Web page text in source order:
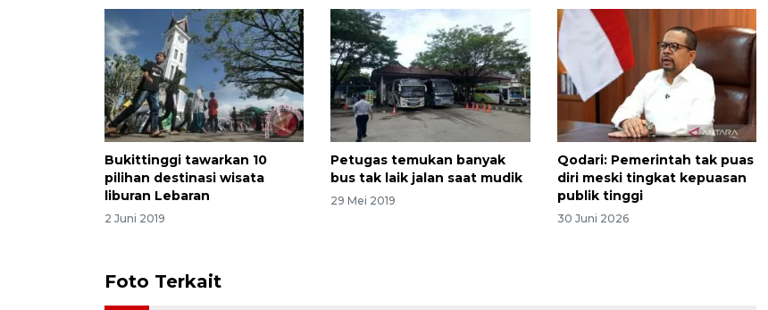
Bukittinggi tawarkan 10
pilihan destinasi wisata
liburan Lebaran
2 Juni 2019
Petugas temukan banyak
bus tak laik jalan saat mudik
29 Mei 2019
Qodari: Pemerintah tak puas
diri meski tingkat kepuasan
publik tinggi
30 Juni 2026
Foto Terkait